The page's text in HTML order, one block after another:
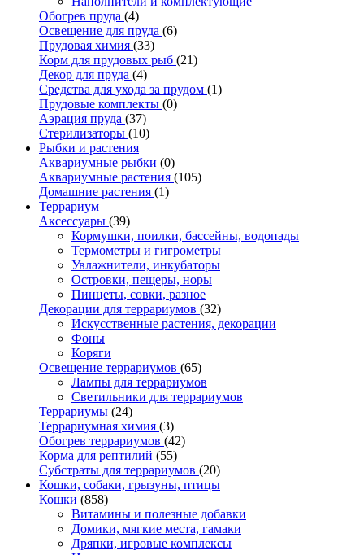
Обогрев пруда (4)
Освещение для пруда (6)
Прудовая химия (33)
Корм для прудовых рыб (21)
Декор для пруда (4)
Средства для ухода за прудом (1)
Прудовые комплекты (0)
Аэрация пруда (37)
Стерилизаторы (10)
Рыбки и растения
Аквариумные рыбки (0)
Аквариумные растения (105)
Домашние растения (1)
Террариум
Аксессуары (39)
Кормушки, поилки, бассейны, водопады
Термометры и гигрометры
Увлажнители, инкубаторы
Островки, пещеры, норы
Пинцеты, совки, разное
Декорации для террариумов (32)
Искусственные растения, декорации
Фоны
Коряги
Освещение террариумов (65)
Лампы для террариумов
Светильники для террариумов
Террариумы (24)
Террариумная химия (3)
Обогрев террариумов (42)
Корма для рептилий (55)
Субстраты для террариумов (20)
Кошки, собаки, грызуны, птицы
Кошки (858)
Витамины и полезные добавки
Домики, мягкие места, гамаки
Дряпки, игровые комплексы